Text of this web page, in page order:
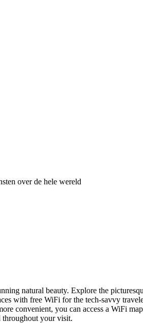
over de hele wereld
natural beauty. Explore the
with free WiFi for the tech-savvy
convenient, you can access a WiFi
throughout your visit.